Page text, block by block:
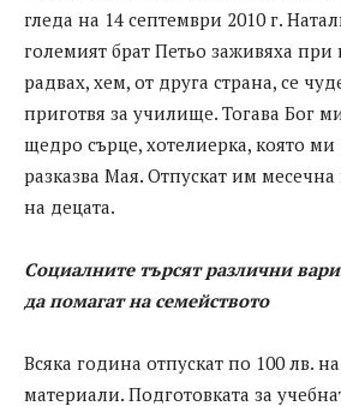
гледа на 14 септември 2010 г.
големият брат Петьо заживяха при
радвах, хем, от друга страна, се
приготвя за училище. Тогава Бог
щедро сърце, хотелиерка, която ми
разказва Мая. Отпускат им
на децата.
Социалните търсят различни
дапомагат на семейството
Всяка година отпускат по 100 лв.
материали. Подготовката за